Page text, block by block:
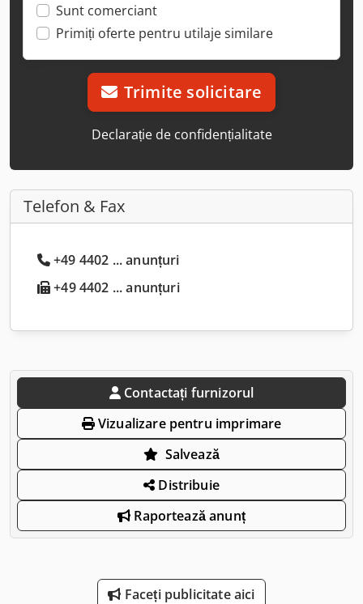
Sunt comerciant
Primiți oferte pentru utilaje similare
Trimite solicitare
Declarație de confidențialitate
Telefon & Fax
+49 4402 ... anunțuri
+49 4402 ... anunțuri
Contactați furnizorul
Vizualizare pentru imprimare
Salvează
Distribuie
Raportează anunț
Faceți publicitate aici